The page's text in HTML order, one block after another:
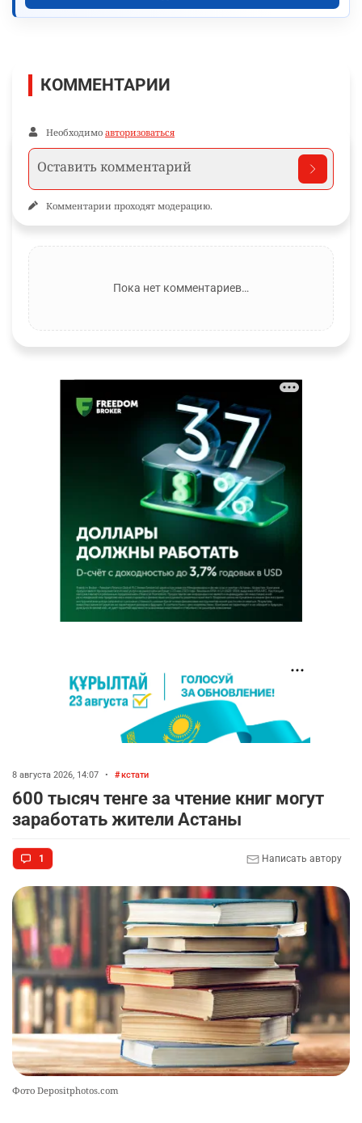
КОММЕНТАРИИ
Необходимо авторизоваться
Комментарии проходят модерацию.
Пока нет комментариев…
8 августа 2026, 14:07 • кстати
600 тысяч тенге за чтение книг могут
заработать жители Астаны
1 Написать автору
Фото Depositphotos.com